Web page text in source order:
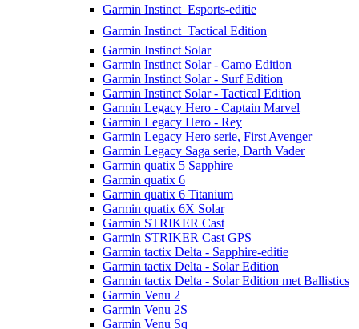
Garmin Instinct  Esports-editie
Garmin Instinct  Tactical Edition
Garmin Instinct Solar
Garmin Instinct Solar - Camo Edition
Garmin Instinct Solar - Surf Edition
Garmin Instinct Solar - Tactical Edition
Garmin Legacy Hero - Captain Marvel
Garmin Legacy Hero - Rey
Garmin Legacy Hero serie, First Avenger
Garmin Legacy Saga serie, Darth Vader
Garmin quatix 5 Sapphire
Garmin quatix 6
Garmin quatix 6 Titanium
Garmin quatix 6X Solar
Garmin STRIKER Cast
Garmin STRIKER Cast GPS
Garmin tactix Delta - Sapphire-editie
Garmin tactix Delta - Solar Edition
Garmin tactix Delta - Solar Edition met Ballistics
Garmin Venu 2
Garmin Venu 2S
Garmin Venu Sq